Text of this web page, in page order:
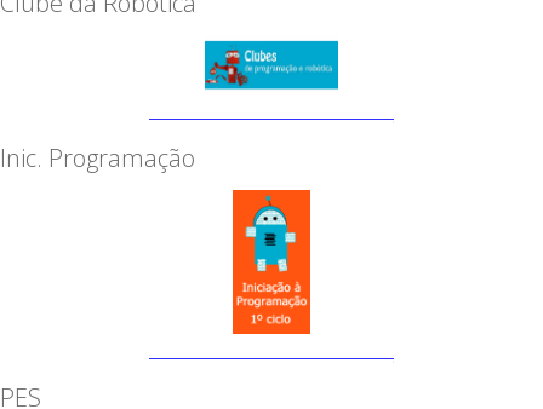
Inic. Programação
PES